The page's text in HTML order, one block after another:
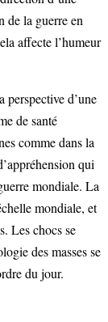
de la guerre en
affecte l’humeur
d’une
de santé
comme dans la
qui
mondiale. La
mondiale, et
Les chocs se
des masses se
du jour.